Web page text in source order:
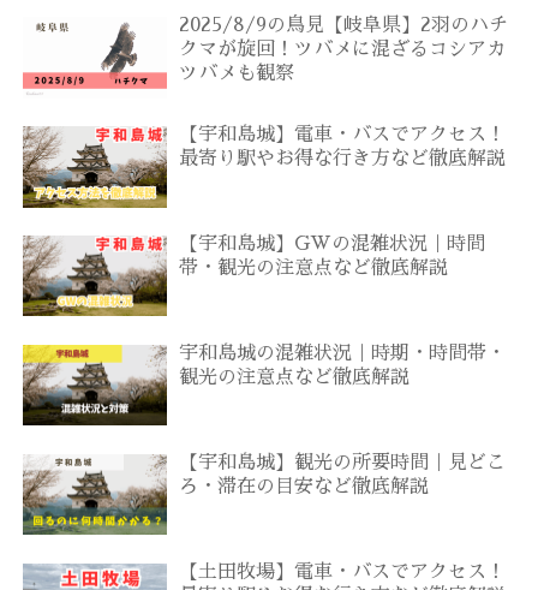
2025/8/9の鳥見【岐阜県】2羽のハチ
クマが旋回！ツバメに混ざるコシアカ
ツバメも観察
【宇和島城】電車・バスでアクセス！
最寄り駅やお得な行き方など徹底解説
【宇和島城】GWの混雑状況｜時間
帯・観光の注意点など徹底解説
宇和島城の混雑状況｜時期・時間帯・
観光の注意点など徹底解説
【宇和島城】観光の所要時間｜見どこ
ろ・滞在の目安など徹底解説
【土田牧場】電車・バスでアクセス！